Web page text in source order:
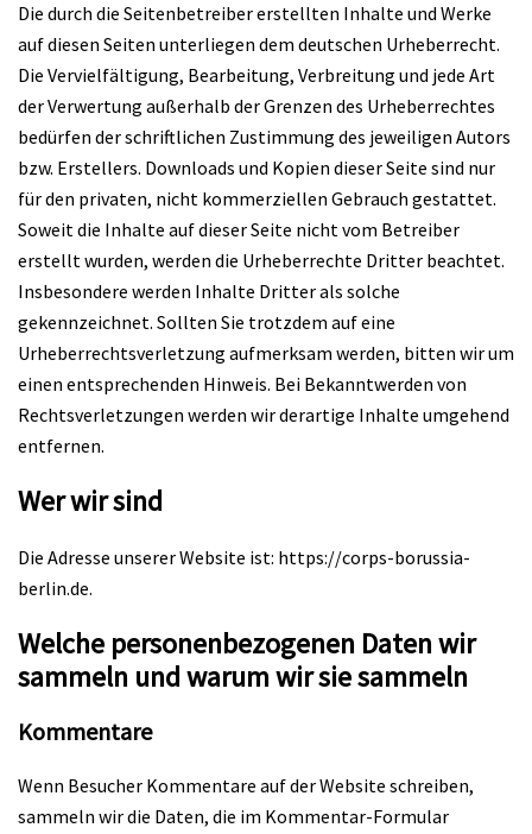
Die durch die Seitenbetreiber erstellten Inhalte und Werke
auf diesen Seiten unterliegen dem deutschen Urheberrecht.
Die Vervielfältigung, Bearbeitung, Verbreitung und jede Art
der Verwertung außerhalb der Grenzen des Urheberrechtes
bedürfen der schriftlichen Zustimmung des jeweiligen Autors
bzw. Erstellers. Downloads und Kopien dieser Seite sind nur
für den privaten, nicht kommerziellen Gebrauch gestattet.
Soweit die Inhalte auf dieser Seite nicht vom Betreiber
erstellt wurden, werden die Urheberrechte Dritter beachtet.
Insbesondere werden Inhalte Dritter als solche
gekennzeichnet. Sollten Sie trotzdem auf eine
Urheberrechtsverletzung aufmerksam werden, bitten wir um
einen entsprechenden Hinweis. Bei Bekanntwerden von
Rechtsverletzungen werden wir derartige Inhalte umgehend
entfernen.
Wer wir sind
Die Adresse unserer Website ist: https://corps-borussia-
berlin.de.
Welche personenbezogenen Daten wir
sammeln und warum wir sie sammeln
Kommentare
Wenn Besucher Kommentare auf der Website schreiben,
sammeln wir die Daten, die im Kommentar-Formular